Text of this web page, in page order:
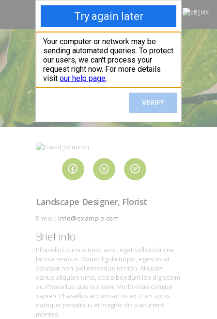
COOL BAMBU
COOL BAMBU
KOONOS
¿QUIÉNES SOMOS?
CONTACTO
Landscape Designer, Florist
E-mail: info@example.com
Brief info
Phasellus cursus nunc arcu, eget sollicitudin mi
lacinia tempus. Donec ligula turpis, egestas at
volutpat non, pellentesque ut nibh. Aliquam
varius aliquam urna, sed bibendum leo dignissim
ac. Phasellus quis leo sem. Morbi vitae congue
sapien. Phasellus accumsan mi ex. Cum sociis
natoque penatibus et magnis dis parturient
montes.
ES